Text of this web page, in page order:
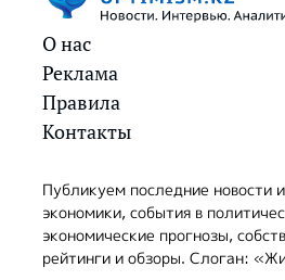
О нас
Реклама
Правила
Контакты
Публикуем последние новости
экономики, события в
экономические прогнозы,
рейтинги и обзоры. Слоган: